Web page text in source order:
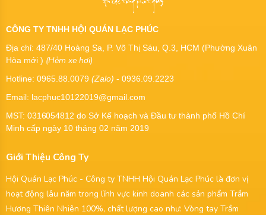
CÔNG TY TNHH HỘI QUÁN LẠC PHÚC
Địa chỉ: 487/40 Hoàng Sa, P. Võ Thị Sáu, Q.3, HCM (Phường Xuân
Hòa mới ) (Hẻm xe hơi)
Hotline: 0965.88.0079 (Zalo) - 0936.09.2223
Email: lacphuc10122019@gmail.com
MST: 0316054812 do Sở Kế hoạch và Đầu tư thành phố Hồ Chí
Minh cấp ngày 10 tháng 02 năm 2019
Giới Thiệu Công Ty
Hội Quán Lạc Phúc - Công ty TNHH Hội Quán Lạc Phúc là đơn vị
hoạt động lâu năm trong lĩnh vực kinh doanh các sản phẩm Trầm
Hương Thiên Nhiên 100%, chất lượng cao như: Vòng tay Trầm